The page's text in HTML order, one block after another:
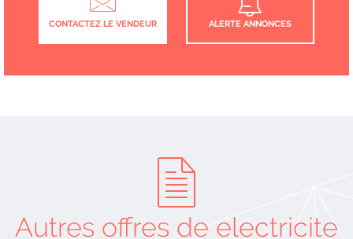
CONTACTEZ LE VENDEUR ALERTE ANNONCES
Autres offres de electricite